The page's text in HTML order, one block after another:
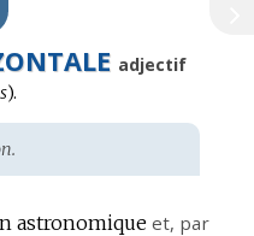
adjectif
).
astronomique et, par